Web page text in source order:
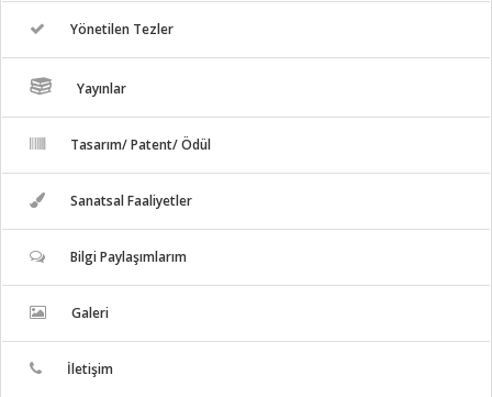
Yönetilen Tezler
Yayınlar
Tasarım/ Patent/ Ödül
Sanatsal Faaliyetler
Bilgi Paylaşımlarım
Galeri
İletişim